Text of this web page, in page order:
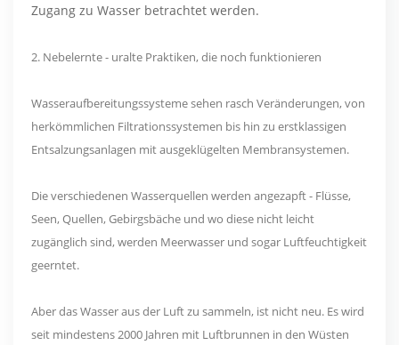
Zugang zu Wasser betrachtet werden.
2. Nebelernte - uralte Praktiken, die noch funktionieren
Wasseraufbereitungssysteme sehen rasch Veränderungen, von
herkömmlichen Filtrationssystemen bis hin zu erstklassigen
Entsalzungsanlagen mit ausgeklügelten Membransystemen.
Die verschiedenen Wasserquellen werden angezapft - Flüsse,
Seen, Quellen, Gebirgsbäche und wo diese nicht leicht
zugänglich sind, werden Meerwasser und sogar Luftfeuchtigkeit
geerntet.
Aber das Wasser aus der Luft zu sammeln, ist nicht neu. Es wird
seit mindestens 2000 Jahren mit Luftbrunnen in den Wüsten